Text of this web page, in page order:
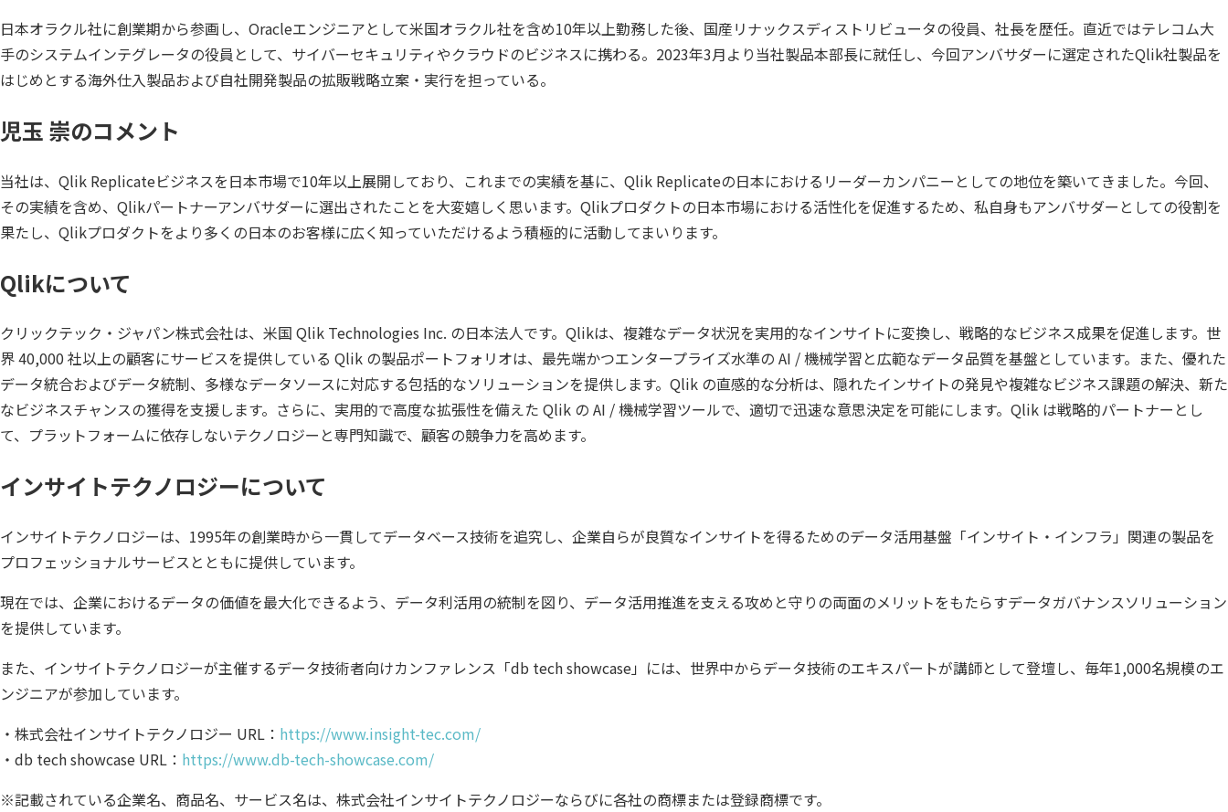
日本オラクル社に創業期から参画し、Oracleエンジニアとして米国オラクル社を含め10年以上勤務した後、国産リナックスディストリビュータの役員、社長を歴任。直近ではテレコム大
手のシステムインテグレータの役員として、サイバーセキュリティやクラウドのビジネスに携わる。2023年3月より当社製品本部長に就任し、今回アンバサダーに選定されたQlik社製品を
はじめとする海外仕入製品および自社開発製品の拡販戦略立案・実行を担っている。
児玉 崇のコメント
当社は、Qlik Replicateビジネスを日本市場で10年以上展開しており、これまでの実績を基に、Qlik Replicateの日本におけるリーダーカンパニーとしての地位を築いてきました。今回、
その実績を含め、Qlikパートナーアンバサダーに選出されたことを大変嬉しく思います。Qlikプロダクトの日本市場における活性化を促進するため、私自身もアンバサダーとしての役割を
果たし、Qlikプロダクトをより多くの日本のお客様に広く知っていただけるよう積極的に活動してまいります。
Qlikについて
クリックテック・ジャパン株式会社は、米国 Qlik Technologies Inc. の日本法人です。Qlikは、複雑なデータ状況を実用的なインサイトに変換し、戦略的なビジネス成果を促進します。世
界 40,000 社以上の顧客にサービスを提供している Qlik の製品ポートフォリオは、最先端かつエンタープライズ水準の AI / 機械学習と広範なデータ品質を基盤としています。また、優れた
データ統合およびデータ統制、多様なデータソースに対応する包括的なソリューションを提供します。Qlik の直感的な分析は、隠れたインサイトの発見や複雑なビジネス課題の解決、新た
なビジネスチャンスの獲得を支援します。さらに、実用的で高度な拡張性を備えた Qlik の AI / 機械学習ツールで、適切で迅速な意思決定を可能にします。Qlik は戦略的パートナーとし
て、プラットフォームに依存しないテクノロジーと専門知識で、顧客の競争力を高めます。
インサイトテクノロジーについて
インサイトテクノロジーは、1995年の創業時から一貫してデータベース技術を追究し、企業自らが良質なインサイトを得るためのデータ活用基盤「インサイト・インフラ」関連の製品を
プロフェッショナルサービスとともに提供しています。
現在では、企業におけるデータの価値を最大化できるよう、データ利活用の統制を図り、データ活用推進を支える攻めと守りの両面のメリットをもたらすデータガバナンスソリューション
を提供しています。
また、インサイトテクノロジーが主催するデータ技術者向けカンファレンス「db tech showcase」には、世界中からデータ技術のエキスパートが講師として登壇し、毎年1,000名規模のエ
ンジニアが参加しています。
・株式会社インサイトテクノロジー URL： https://www.insight-tec.com/
・db tech showcase URL： https://www.db-tech-showcase.com/
※記載されている企業名、商品名、サービス名は、株式会社インサイトテクノロジーならびに各社の商標または登録商標です。